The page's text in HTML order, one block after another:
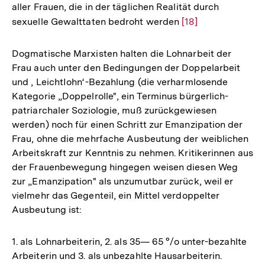
aller Frauen, die in der täglichen Realität durch
sexuelle Gewalttaten bedroht werden Zur
der
Fußnote
[18]
Dogmatische Marxisten halten die Lohnarbeit der
Frau auch unter den Bedingungen der Doppelarbeit
und , LeichtIohn‘-Bezahlung (die verharmlosende
Kategorie „Doppelrolle", ein Terminus bürgerlich-
patriarchaler Soziologie, muß zurückgewiesen
werden) noch für einen Schritt zur Emanzipation der
Frau, ohne die mehrfache Ausbeutung der weiblichen
Arbeitskraft zur Kenntnis zu nehmen. Kritikerinnen aus
der Frauenbewegung hingegen weisen diesen Weg
zur „Emanzipation" als unzumutbar zurück, weil er
vielmehr das Gegenteil, ein Mittel verdoppelter
Ausbeutung ist:
1. als Lohnarbeiterin, 2. als 35— 65 °/o unter-bezahlte
Arbeiterin und 3. als unbezahlte Hausarbeiterin.